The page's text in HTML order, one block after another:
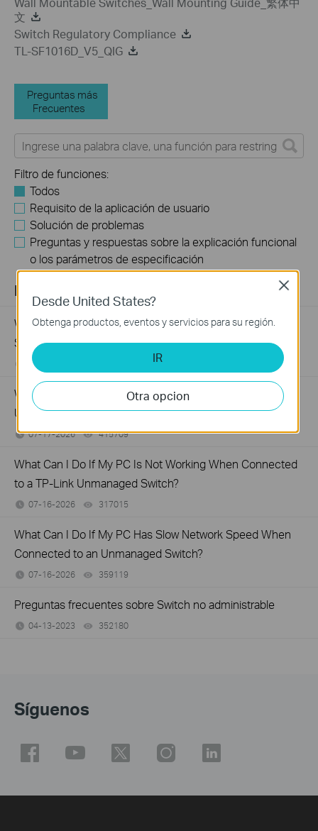
文
Switch Regulatory Compliance
TL-SF1016D_V5_QIG
Preguntas más
Frecuentes
Filtro de funciones:
Todos
Requisito de la aplicación de usuario
Solución de problemas
Preguntas y respuestas sobre la explicación funcional
o los parámetros de especificación
FAQs
What Are the Differences in Features and Application
Scenarios Among Various Series Switches
07-31-2026
Why Are the Ethernet LED Indicators Off on My TP-Link
Unmanaged Switch?
07-17-2026 415709views
What Can I Do If My PC Is Not Working When Connected
to a TP-Link Unmanaged Switch?
07-16-2026 317015
What Can I Do If My PC Has Slow Network Speed When
Connected to an Unmanaged Switch?
07-16-2026 359119
Preguntas frecuentes sobre Switch no administrable
04-13-2023 352180
Síguenos
Desde United States?
Obtenga productos, eventos y servicios para su región.
IR
Otra opcion
Close